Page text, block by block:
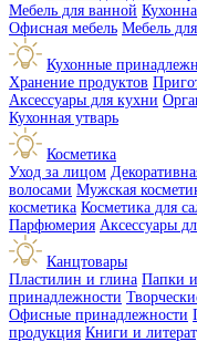
Мебель для ванной
Офисная мебель Мебель
Кухонные
Хранение продуктов
Аксессуары для кухни
Кухонная утварь
Косметика
Уход за лицом
волосами Мужская
косметика Косметика для
Парфюмерия Аксессуары
Канцтовары
Пластилин и глина Папки
принадлежности
Офисные принадлежности
продукция Книги и